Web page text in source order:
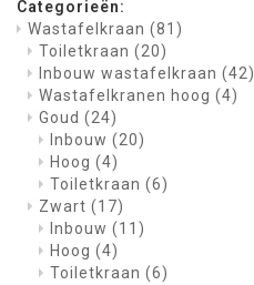
Categorieën:
Wastafelkraan (81)
Toiletkraan (20)
Inbouw wastafelkraan (42)
Wastafelkranen hoog (4)
Goud (24)
Inbouw (20)
Hoog (4)
Toiletkraan (6)
Zwart (17)
Inbouw (11)
Hoog (4)
Toiletkraan (6)